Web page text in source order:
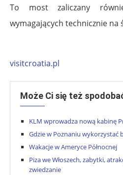
To most zaliczany
wymagających technicznie na
visitcroatia.pl
Może Ci się też
KLM wprowadza nową kabinę
Gdzie w Poznaniu wykorzystać
Wakacje w Ameryce Północnej
Piza we Włoszech, zabytki,
zwiedzanie